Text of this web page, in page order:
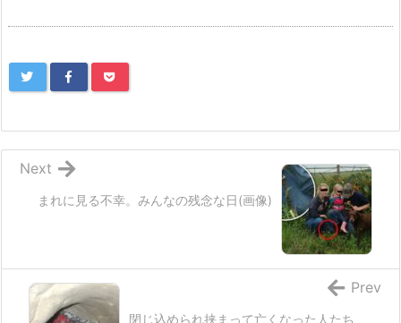
まれに見る不幸。みんなの残念な日(画像)
Next
閉じ込められ挟まって亡くなった人たち
Prev